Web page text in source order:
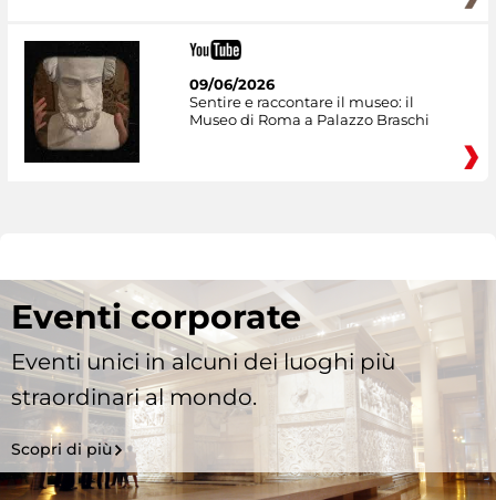
09/06/2026
Sentire e raccontare il museo: il
Museo di Roma a Palazzo Braschi
Eventi corporate
Eventi unici in alcuni dei luoghi più
straordinari al mondo.
Scopri di più